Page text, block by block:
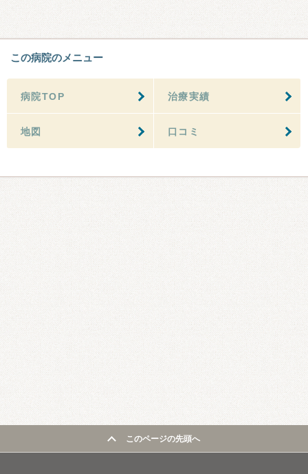
この病院のメニュー
病院TOP 治療実績
地図 口コミ
このページの先頭へ